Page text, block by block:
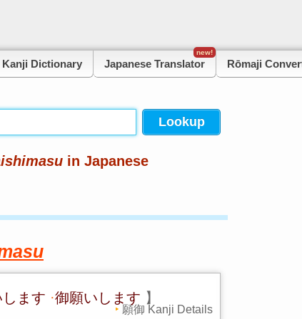
Kanji Dictionary Japanese Translator
new!
Rōmaji
in Japanese
ます ·御願いします 】
願御 Kanji Details